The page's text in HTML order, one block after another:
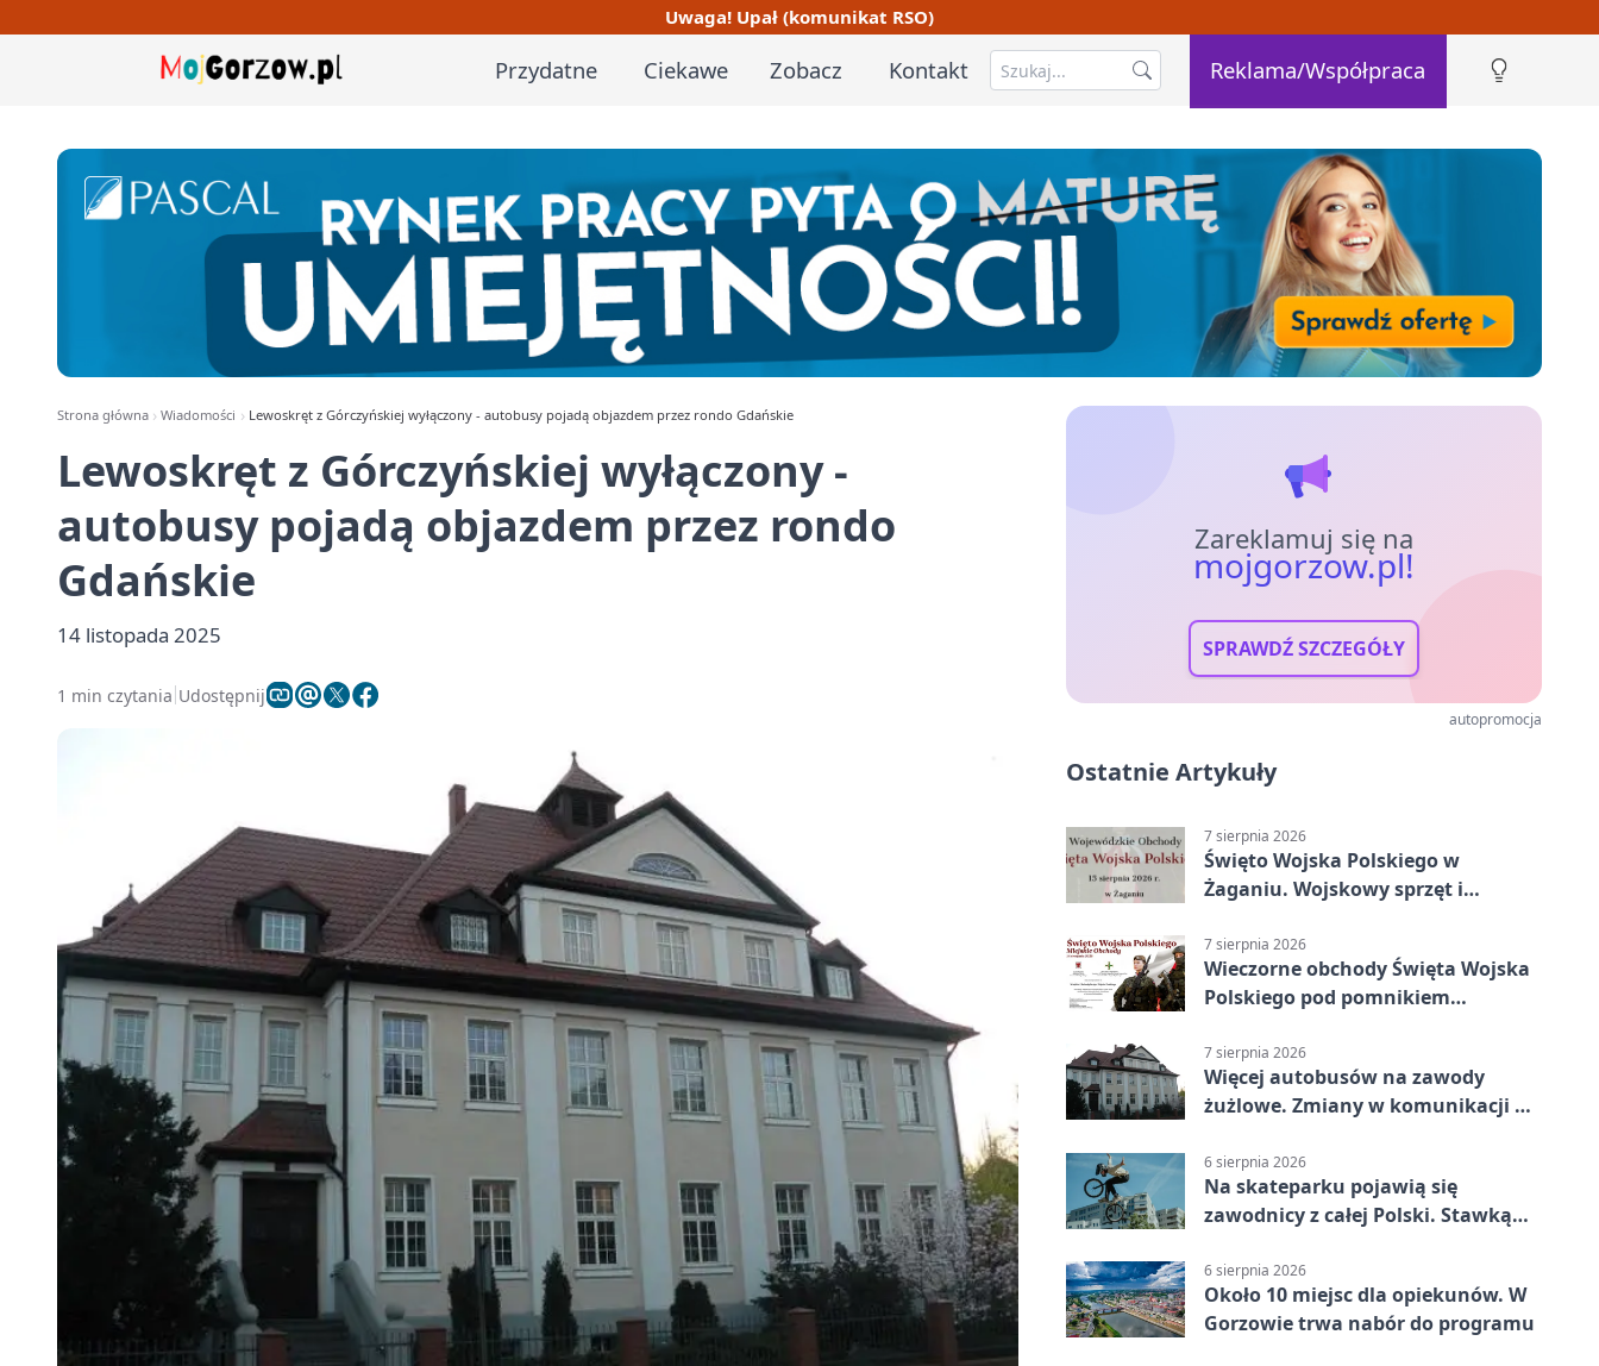
Uwaga! Upał (komunikat RSO)
Przydatne Ciekawe Zobacz Kontakt Reklama/Współpraca
Strona główna Wiadomości Lewoskręt z Górczyńskiej wyłączony - autobusy pojadą objazdem przez rondo Gdańskie
Lewoskręt z Górczyńskiej wyłączony -
autobusy pojadą objazdem przez rondo
Gdańskie
14 listopada 2025
1 min czytania Udostępnij
Zareklamuj się na
mojgorzow.pl!
SPRAWDŹ SZCZEGÓŁY
autopromocja
Ostatnie Artykuły
7 sierpnia 2026
Święto Wojska Polskiego w
Żaganiu. Wojskowy sprzęt i
7 sierpnia 2026
Wieczorne obchody Święta Wojska
Polskiego pod pomnikiem
7 sierpnia 2026
Więcej autobusów na zawody
żużlowe. Zmiany w komunikacji w
6 sierpnia 2026
Na skateparku pojawią się
zawodnicy z całej Polski. Stawką
6 sierpnia 2026
Około 10 miejsc dla opiekunów. W
Gorzowie trwa nabór do programu